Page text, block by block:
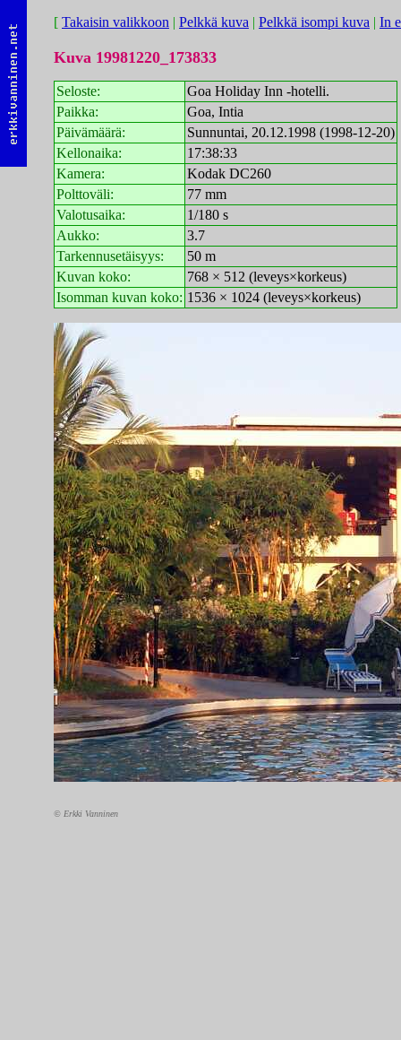
[ Takaisin valikkoon | Pelkkä kuva | Pelkkä isompi kuva | In
Kuva 19981220_173833
Seloste:
Goa Holiday Inn -hotelli.
Paikka:
Goa, Intia
Päivämäärä:
Sunnuntai, 20.12.1998 (1998-12-20)
Kellonaika:
17:38:33
Kamera:
Kodak DC260
Polttoväli:
77 mm
Valotusaika:
1/180 s
Aukko:
3.7
Tarkennusetäisyys:
50 m
Kuvan koko:
768 × 512 (leveys×korkeus)
Isomman kuvan koko: 1536 × 1024 (leveys×korkeus)
© Erkki Vanninen